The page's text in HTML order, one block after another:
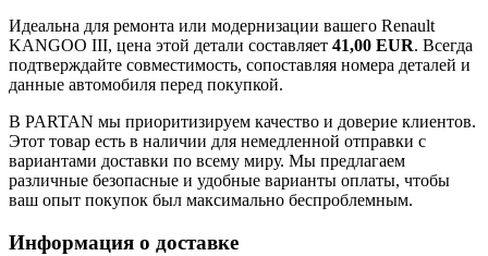
Идеальна для ремонта или модернизации вашего Renault
KANGOO III, цена этой детали составляет 41,00 EUR. Всегда
подтверждайте совместимость, сопоставляя номера деталей и
данные автомобиля перед покупкой.
В PARTAN мы приоритизируем качество и доверие клиентов.
Этот товар есть в наличии для немедленной отправки с
вариантами доставки по всему миру. Мы предлагаем
различные безопасные и удобные варианты оплаты, чтобы
ваш опыт покупок был максимально беспроблемным.
Информация о доставке